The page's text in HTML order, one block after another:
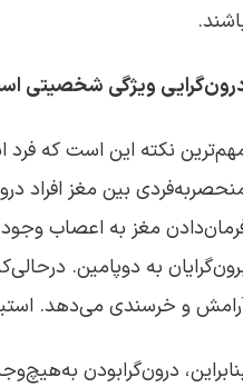
ویژگی شخصیتی
نکته این است که
بین مغز افراد
مغز به اعصاب وجود
به دوپامین.
و خرسندی می‌دهد.
درون‌گرابودن